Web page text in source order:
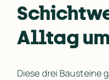
Alltag um
Diese drei Bausteine